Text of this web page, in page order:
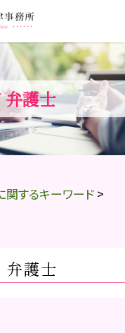
弁護士
関するキーワード >
弁護士